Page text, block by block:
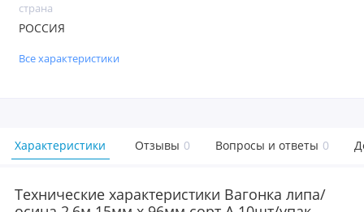
страна
РОССИЯ
Все характеристики
Характеристики Отзывы 0 Вопросы и ответы 0
Технические характеристики Вагонка липа/